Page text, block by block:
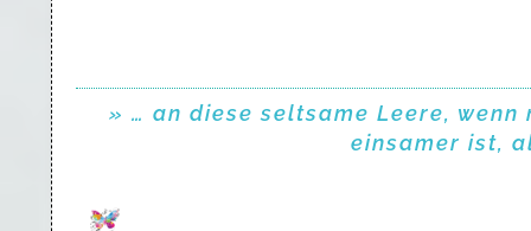
» … an diese seltsame Leere,
einsamer ist,